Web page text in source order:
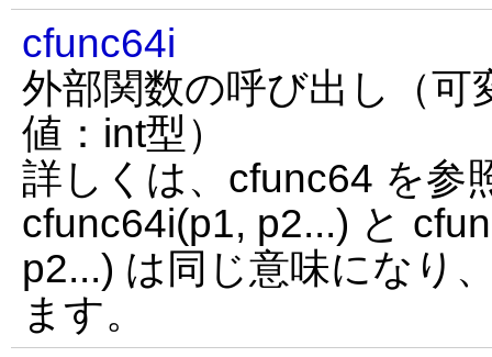
cfunc64i
外部関数の呼び出し（可
値：int型）
詳しくは、cfunc64 を参
cfunc64i(p1, p2...) と
p2...) は同じ意味になり
ます。